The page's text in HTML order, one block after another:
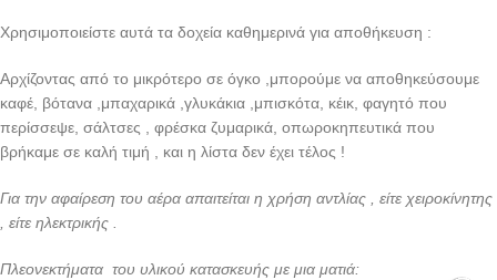
Χρησιμοποιείστε αυτά τα δοχεία καθημερινά για αποθήκευση :
Αρχίζοντας από το μικρότερο σε όγκο ,μπορούμε να αποθηκεύσουμε
καφέ, βότανα ,μπαχαρικά ,γλυκάκια ,μπισκότα, κέικ, φαγητό που
περίσσεψε, σάλτσες , φρέσκα ζυμαρικά, οπωροκηπευτικά που
βρήκαμε σε καλή τιμή , και η λίστα δεν έχει τέλος !
Για την αφαίρεση του αέρα απαιτείται η χρήση αντλίας , είτε χειροκίνητης
, είτε ηλεκτρικής .
Πλεονεκτήματα του υλικού κατασκευής με μια ματιά: